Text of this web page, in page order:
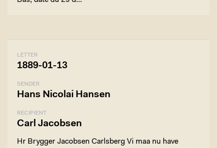
LETTER
1889-01-13
SENDER
Hans Nicolai Hansen
RECIPIENT
Carl Jacobsen
Hr Brygger Jacobsen Carlsberg Vi maa nu have